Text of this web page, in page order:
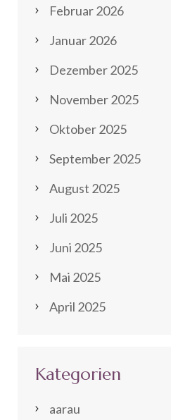
Februar 2026
Januar 2026
Dezember 2025
November 2025
Oktober 2025
September 2025
August 2025
Juli 2025
Juni 2025
Mai 2025
April 2025
Kategorien
aarau